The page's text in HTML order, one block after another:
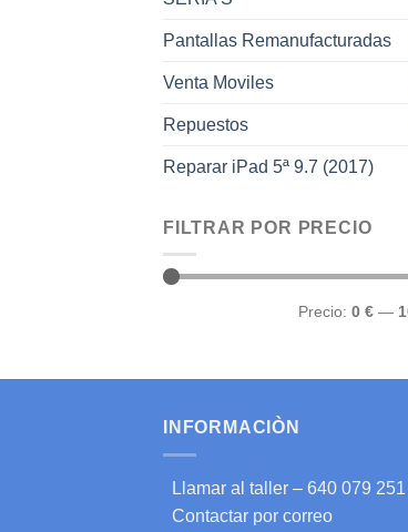
Pantallas Remanufacturadas
Venta Moviles
Repuestos
Reparar iPad 5ª 9.7 (2017)
FILTRAR POR PRECIO
Precio: 0 € —
INFORMACIÒN
Llamar al taller – 640 079 251
Contactar por correo